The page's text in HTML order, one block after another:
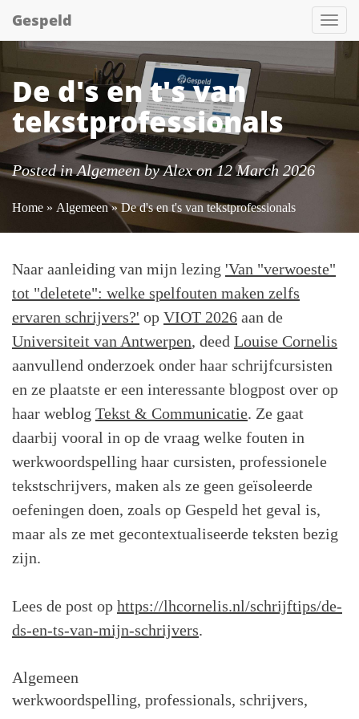
Gespeld
De d's en t's van
tekstprofessionals
Posted inAlgemeenbyAlexon 12 March 2026
Home » Algemeen» De d's en t's van tekstprofessionals
Naar aanleiding van mijn lezing 'Van "verwoeste"
tot "deletete": welke spelfouten maken zelfs
ervaren schrijvers?' op VIOT 2026 aan de
Universiteit van Antwerpen, deed Louise Cornelis
aanvullend onderzoek onder haar schrijfcursisten
en ze plaatste er een interessante blogpost over op
haar weblog Tekst & Communicatie. Ze gaat
daarbij vooral in op de vraag welke fouten in
werkwoordspelling haar cursisten, professionele
tekstschrijvers, maken als ze geen geïsoleerde
oefeningen doen, zoals op Gespeld het geval is,
maar als ze met gecontextualiseerde teksten bezig
zijn.
Lees de post op https://lhcornelis.nl/schrijftips/de-
ds-en-ts-van-mijn-schrijvers.
Algemeen
werkwoordspelling professionals schrijvers